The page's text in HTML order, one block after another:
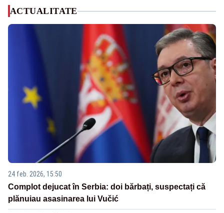
ACTUALITATE
24 feb. 2026, 15:50
Complot dejucat în Serbia: doi bărbați, suspectați că
plănuiau asasinarea lui Vučić